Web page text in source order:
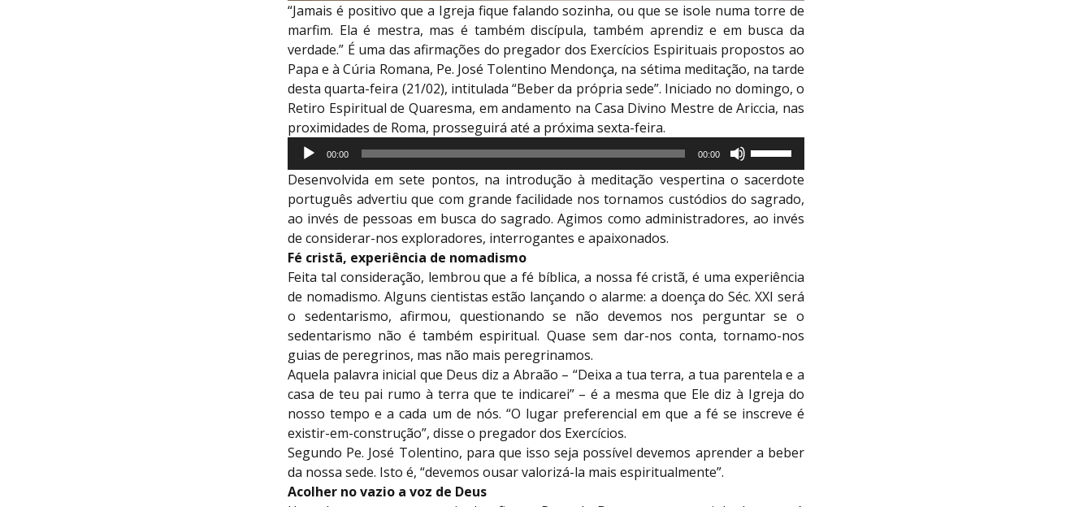
“Jamais é positivo que a Igreja fique falando sozinha, ou que se isole numa torre de
marfim. Ela é mestra, mas é também discípula, também aprendiz e em busca da
verdade.” É uma das afirmações do pregador dos Exercícios Espirituais propostos ao
Papa e à Cúria Romana, Pe. José Tolentino Mendonça, na sétima meditação, na tarde
desta quarta-feira (21/02), intitulada “Beber da própria sede”. Iniciado no domingo, o
Retiro Espiritual de Quaresma, em andamento na Casa Divino Mestre de Ariccia, nas
proximidades de Roma, prosseguirá até a próxima sexta-feira.
Tocador
de
áudio
00:00 00:00
setas
para
cima
baixo
para
aumentar
ou
o
volume.
Desenvolvida em sete pontos, na introdução à meditação vespertina o sacerdote
português advertiu que com grande facilidade nos tornamos custódios do sagrado,
ao invés de pessoas em busca do sagrado. Agimos como administradores, ao invés
de considerar-nos exploradores, interrogantes e apaixonados.
Fé cristã, experiência de nomadismo
Feita tal consideração, lembrou que a fé bíblica, a nossa fé cristã, é uma experiência
de nomadismo. Alguns cientistas estão lançando o alarme: a doença do Séc. XXI será
o sedentarismo, afirmou, questionando se não devemos nos perguntar se o
sedentarismo não é também espiritual. Quase sem dar-nos conta, tornamo-nos
guias de peregrinos, mas não mais peregrinamos.
Aquela palavra inicial que Deus diz a Abraão – “Deixa a tua terra, a tua parentela e a
casa de teu pai rumo à terra que te indicarei” – é a mesma que Ele diz à Igreja do
nosso tempo e a cada um de nós. “O lugar preferencial em que a fé se inscreve é
existir-em-construção”, disse o pregador dos Exercícios.
Segundo Pe. José Tolentino, para que isso seja possível devemos aprender a beber
da nossa sede. Isto é, “devemos ousar valorizá-la mais espiritualmente”.
Acolher no vazio a voz de Deus